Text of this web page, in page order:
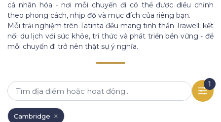
cá nhân hóa - nơi mỗi chuyến đi có thể được điều chỉnh
theo phong cách, nhịp độ và mục đích của riêng bạn.
Mỗi trải nghiệm trên Tatinta đều mang tinh thần Trawell: kết
nối du lịch với sức khỏe, tri thức và phát triển bền vững - để
mỗi chuyến đi trở nên thật sự ý nghĩa.
1
Cambridge